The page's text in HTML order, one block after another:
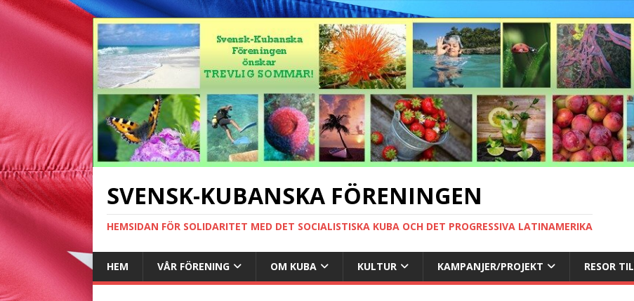
SVENSK-KUBANSKA FÖRENINGEN
HEMSIDAN FÖR SOLIDARITET MED DET SOCIALISTISKA KUBA OCH DET PROGRESSIVA LATINAMERIKA
HEM VÅR FÖRENING OM KUBA KULTUR KAMPANJER/PROJEKT RESOR